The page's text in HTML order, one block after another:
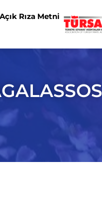
Rıza Metni